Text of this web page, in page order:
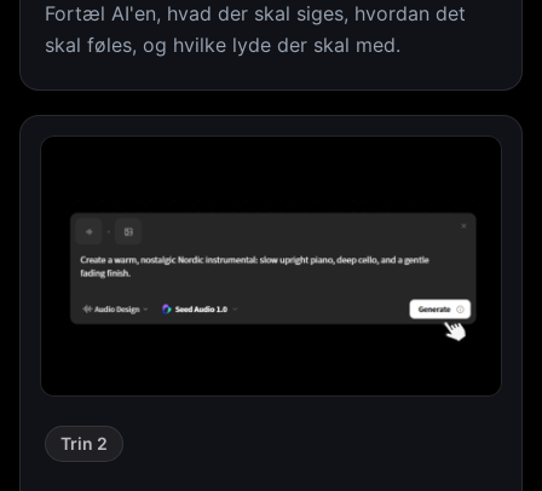
Fortæl AI'en, hvad der skal siges, hvordan det
skal føles, og hvilke lyde der skal med.
Trin 2